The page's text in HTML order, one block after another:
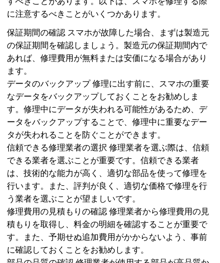
に注意するべきことがいくつかあります。
保証期間の確認 スマホが故障した場合、まずは製造元
の保証期間を確認しましょう。製造元の保証期間内で
あれば、修理費用が無料または安価になる場合があり
ます。
データのバックアップ 修理に出す前に、スマホの重要
なデータをバックアップしておくことをお勧めしま
す。修理中にデータが失われる可能性があるため、デ
ータをバックアップすることで、修理中に重要なデー
タが失われることを防ぐことができます。
信頼できる修理業者の選択 修理業者を選ぶ際は、信頼
できる業者を選ぶことが重要です。信頼できる業者
は、技術的な能力が高く、適切な部品を使って修理を
行います。また、評判が良く、適切な価格で修理を行
う業者を選ぶことが望ましいです。
修理費用の見積もりの確認 修理業者から修理費用の見
積もりを取得し、料金の明細を確認することが重要で
す。また、予期せぬ追加費用がかからないよう、事前
に確認しておくことをお勧めします。